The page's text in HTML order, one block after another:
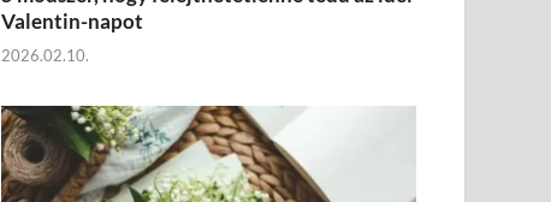
Valentin-napot
2026.02.10.